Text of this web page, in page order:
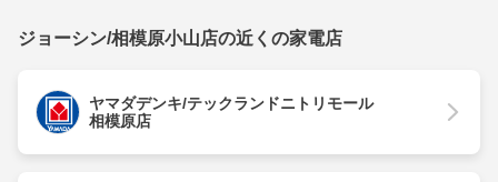
ジョーシン/相模原小山店の近くの家電店
ヤマダデンキ/テックランドニトリモール
相模原店